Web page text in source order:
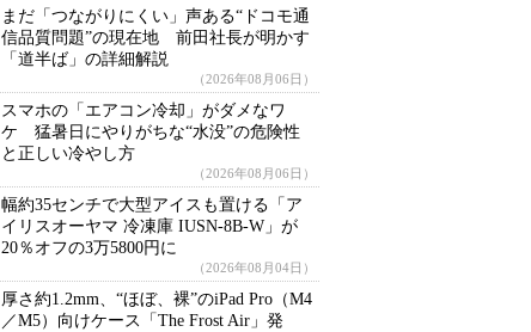
まだ「つながりにくい」声ある“ドコモ通
信品質問題”の現在地 前田社長が明かす
「道半ば」の詳細解説
（2026年08月06日）
スマホの「エアコン冷却」がダメなワ
ケ 猛暑日にやりがちな“水没”の危険性
と正しい冷やし方
（2026年08月06日）
幅約35センチで大型アイスも置ける「ア
イリスオーヤマ 冷凍庫 IUSN-8B-W」が
20％オフの3万5800円に
（2026年08月04日）
厚さ約1.2mm、“ほぼ、裸”のiPad Pro（M4
／M5）向けケース「The Frost Air」発